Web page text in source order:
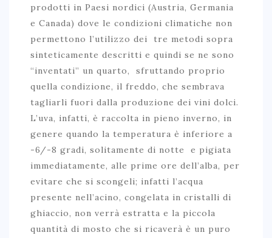
prodotti in Paesi nordici (Austria, Germania
e Canada) dove le condizioni climatiche non
permettono l’utilizzo dei tre metodi sopra
sinteticamente descritti e quindi se ne sono
“inventati” un quarto, sfruttando proprio
quella condizione, il freddo, che sembrava
tagliarli fuori dalla produzione dei vini dolci.
L’uva, infatti, è raccolta in pieno inverno, in
genere quando la temperatura è inferiore a
-6/-8 gradi, solitamente di notte e pigiata
immediatamente, alle prime ore dell’alba, per
evitare che si scongeli; infatti l’acqua
presente nell’acino, congelata in cristalli di
ghiaccio, non verrà estratta e la piccola
quantità di mosto che si ricaverà è un puro